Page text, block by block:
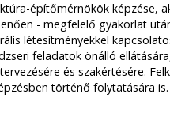
építőmérnökök képzése,
- megfelelő gyakorlat
létesítményekkel
feladatok önálló
és szakértésére.
történő folytatására is.